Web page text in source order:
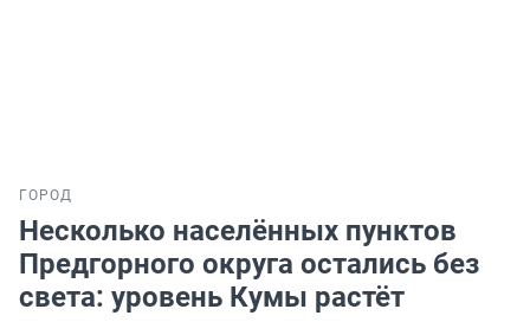
ГОРОД
Несколько населённых пунктов
Предгорного округа остались без
света: уровень Кумы растёт